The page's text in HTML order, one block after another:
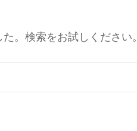
。検索をお試しください。